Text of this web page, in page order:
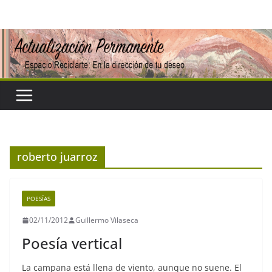
contenido
roberto juarroz
POESÍAS
02/11/2012 Guillermo Vilaseca
Poesía vertical
La campana está llena de viento, aunque no suene. El